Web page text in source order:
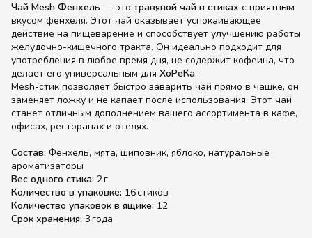
Чай Mesh Фенхель — это травяной чай в стиках с приятным
вкусом фенхеля. Этот чай оказывает успокаивающее
действие на пищеварение и способствует улучшению работы
желудочно-кишечного тракта. Он идеально подходит для
употребления в любое время дня, не содержит кофеина, что
делает его универсальным для ХоРеКа.
Mesh-стик позволяет быстро заварить чай прямо в чашке, он
заменяет ложку и не капает после использования. Этот чай
станет отличным дополнением вашего ассортимента в кафе,
офисах, ресторанах и отелях.
Состав: Фенхель, мята, шиповник, яблоко, натуральные
ароматизаторы
Вес одного стика: 2 г
Количество в упаковке: 16 стиков
Количество упаковок в ящике: 12
Срок хранения: 3 года